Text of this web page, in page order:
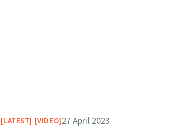
LATEST VIDEO 27 April 2023